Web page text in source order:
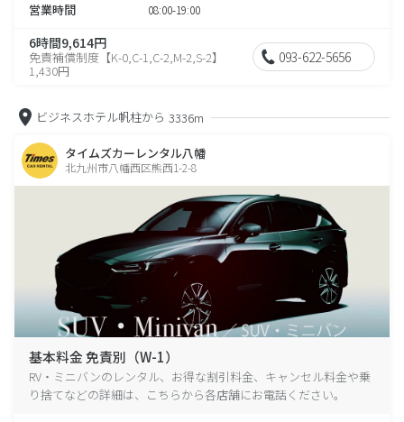
営業時間 08:00-19:00
6時間9,614円
免責補償制度【K-0,C-1,C-2,M-2,S-2】
1,430円
093-622-5656
ビジネスホテル帆柱から 3336m
タイムズカーレンタル八幡
北九州市八幡西区熊西1-2-8
基本料金 免責別（W-1）
RV・ミニバンのレンタル、お得な割引料金、キャンセル料金や乗
り捨てなどの詳細は、こちらから各店舗にお電話ください。